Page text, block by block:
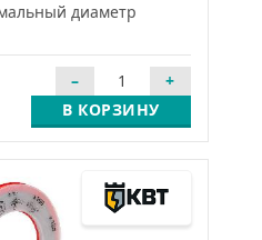
диаметр
В КОРЗИНУ